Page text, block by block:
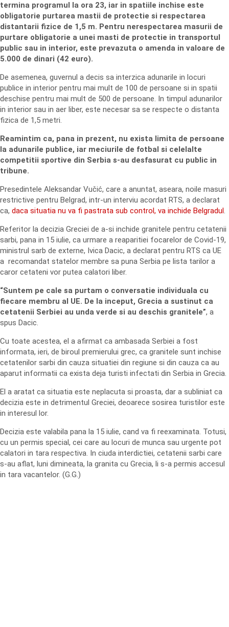
termina programul la ora 23, iar in spatiile inchise este
obligatorie purtarea mastii de protectie si respectarea
distantarii fizice de 1,5 m. Pentru nerespectarea masurii de
purtare obligatorie a unei masti de protectie in transportul
public sau in interior, este prevazuta o amenda in valoare de
5.000 de dinari (42 euro).
De asemenea, guvernul a decis sa interzica adunarile in locuri
publice in interior pentru mai mult de 100 de persoane si in spatii
deschise pentru mai mult de 500 de persoane. In timpul adunarilor
in interior sau in aer liber, este necesar sa se respecte o distanta
fizica de 1,5 metri.
Reamintim ca, pana in prezent, nu exista limita de persoane
la adunarile publice, iar meciurile de fotbal si celelalte
competitii sportive din Serbia s-au desfasurat cu public in
tribune.
Presedintele Aleksandar Vučić, care a anuntat, aseara, noile masuri
restrictive pentru Belgrad, intr-un interviu acordat RTS, a declarat
ca, daca situatia nu va fi pastrata sub control, va inchide Belgradul.
Referitor la decizia Greciei de a-si inchide granitele pentru cetatenii
sarbi, pana in 15 iulie, ca urmare a reaparitiei focarelor de Covid-19,
ministrul sarb de externe, Ivica Dacic, a declarat pentru RTS ca UE
a recomandat statelor membre sa puna Serbia pe lista tarilor a
caror cetateni vor putea calatori liber.
“Suntem pe cale sa purtam o conversatie individuala cu
fiecare membru al UE. De la inceput, Grecia a sustinut ca
cetatenii Serbiei au unda verde si au deschis granitele”, a
spus Dacic.
Cu toate acestea, el a afirmat ca ambasada Serbiei a fost
informata, ieri, de biroul premierului grec, ca granitele sunt inchise
cetatenilor sarbi din cauza situatiei din regiune si din cauza ca au
aparut informatii ca exista deja turisti infectati din Serbia in Grecia.
El a aratat ca situatia este neplacuta si proasta, dar a subliniat ca
decizia este in detrimentul Greciei, deoarece sosirea turistilor este
in interesul lor.
Decizia este valabila pana la 15 iulie, cand va fi reexaminata. Totusi,
cu un permis special, cei care au locuri de munca sau urgente pot
calatori in tara respectiva. In ciuda interdictiei, cetatenii sarbi care
s-au aflat, luni dimineata, la granita cu Grecia, li s-a permis accesul
in tara vacantelor. (G.G.)